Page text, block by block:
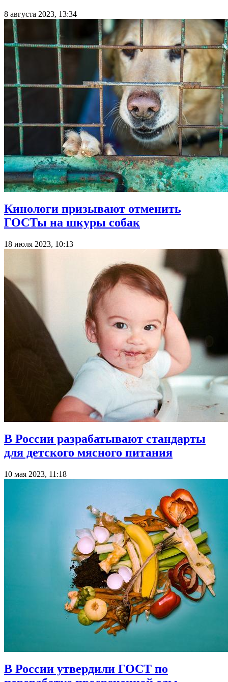
8 августа 2023, 13:34
Кинологи призывают отменить
ГОСТы на шкуры собак
18 июля 2023, 10:13
В России разрабатывают стандарты
для детского мясного питания
10 мая 2023, 11:18
В России утвердили ГОСТ по